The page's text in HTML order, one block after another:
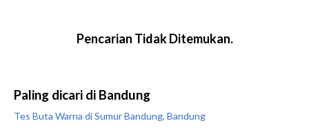
Paling dicari di Bandung
Tes Buta Warna di Sumur Bandung, Bandung